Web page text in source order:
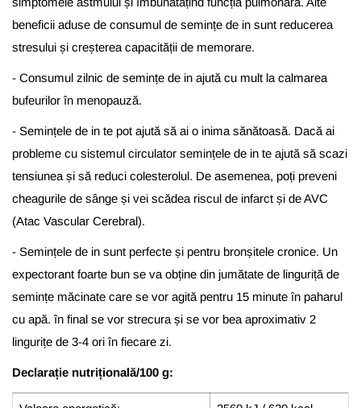
beneficii aduse de consumul de semințe de in sunt reducerea
stresului și creșterea capacității de memorare.
- Consumul zilnic de semințe de in ajută cu mult la calmarea
bufeurilor în menopauză.
- Semințele de in te pot ajută să ai o inima sănătoasă. Dacă ai
probleme cu sistemul circulator semințele de in te ajută să scazi
tensiunea și să reduci colesterolul. De asemenea, poți preveni
cheagurile de sânge și vei scădea riscul de infarct și de AVC
(Atac Vascular Cerebral).
- Semințele de in sunt perfecte și pentru bronșitele cronice. Un
expectorant foarte bun se va obține din jumătate de linguriță de
semințe măcinate care se vor agită pentru 15 minute în paharul
cu apă. în final se vor strecura și se vor bea aproximativ 2
lingurițe de 3-4 ori în fiecare zi.
Declarație nutrițională/100 g: